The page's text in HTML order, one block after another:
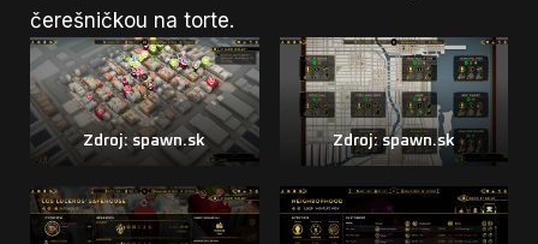
čerešničkou na torte.
Zdroj: spawn.sk Zdroj: spawn.sk